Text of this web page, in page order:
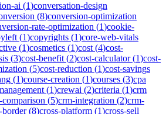
ai (1)conversation-design
(8)conversion-optimization
rate-optimization (1)cookie-
(1)copyrights (1)core-web-vitals
(1)cosmetics (1)cost (4)cost-
(3)cost-benefit (2)cost-calculator(1)cost-
(5)cost-reduction (1)cost-savings
(1)course-creation (1)courses (3)cpa
(1)crewai (2)criteria (1)crm
comparison (5)crm-integration (2)crm-
border(8)cross-platform (1)cross-sell